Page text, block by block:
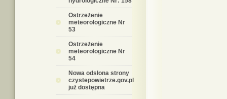
Ostrzeżenie
meteorologiczne Nr
53
Ostrzeżenie
meteorologiczne Nr
54
Nowa odsłona strony
czystepowietrze.gov.pl
już dostępna